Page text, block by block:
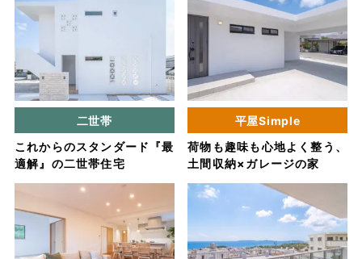
二世帯
これからのスタンダード『最
適解』の二世帯住宅
平屋Simple
荷物も趣味も心地よく整う、
土間収納×ガレージの家